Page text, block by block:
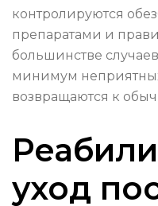
контролируются
препаратами и
большинстве
минимум
возвращаются к
уход